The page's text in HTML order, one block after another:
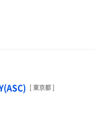
[ 東京都 ]